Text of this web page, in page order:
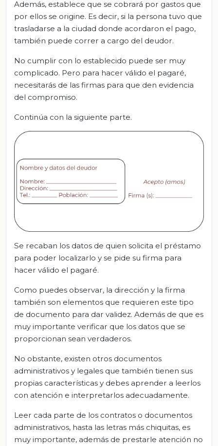
Además, establece que se cobrará por gastos que
por ellos se origine. Es decir, si la persona tuvo que
trasladarse a la ciudad donde acordaron el pago,
también puede correr a cargo del deudor.
No cumplir con lo establecido puede ser muy
complicado. Pero para hacer válido el pagaré,
necesitarás de las firmas para que den evidencia
del compromiso.
Continúa con la siguiente parte.
Se recaban los datos de quien solicita el préstamo
para poder localizarlo y se pide su firma para
hacer válido el pagaré.
Como puedes observar, la dirección y la firma
también son elementos que requieren este tipo
de documento para dar validez. Además de que es
muy importante verificar que los datos que se
proporcionan sean verdaderos.
No obstante, existen otros documentos
administrativos y legales que también tienen sus
propias características y debes aprender a leerlos
con atención e interpretarlos adecuadamente.
Leer cada parte de los contratos o documentos
administrativos, hasta las letras más chiquitas, es
muy importante, además de prestarle atención no